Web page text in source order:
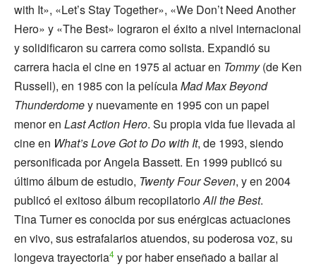
with It», «Let’s Stay Together», «We Don’t Need Another
Hero» y «The Best» lograron el éxito a nivel internacional
y solidificaron su carrera como solista. Expandió su
carrera hacia el cine en 1975 al actuar en Tommy(de Ken
Russell), en 1985 con la películaMad Max Beyond
Thunderdomey nuevamente en 1995 con un papel
menor en Last Action Hero.​ Su propia vida fue llevada al
cine en What’s Love Got to Do with It, de 1993, siendo
personificada por Angela Bassett. En 1999 publicó su
último álbum de estudio, Twenty Four Seven, y en 2004
publicó el exitoso álbum recopilatorioAll the Best.
Tina Turner es conoc​ida por sus enérgicas actuaciones
en vivo, sus estrafalarios atuendos, su poderosa voz, su
longeva trayectoria4 y por haber enseñado a bailar al